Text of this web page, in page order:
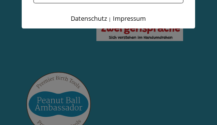
Datenschutz | Impressum